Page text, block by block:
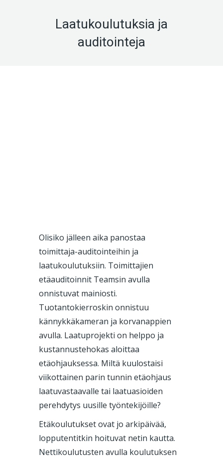
Laatukoulutuksia ja
auditointeja
Olisiko jälleen aika panostaa
toimittaja-auditointeihin ja
laatukoulutuksiin. Toimittajien
etäauditoinnit Teamsin avulla
onnistuvat mainiosti.
Tuotantokierroskin onnistuu
kännykkäkameran ja korvanappien
avulla. Laatuprojekti on helppo ja
kustannustehokas aloittaa
etäohjauksessa. Miltä kuulostaisi
viikottainen parin tunnin etäohjaus
laatuvastaavalle tai laatuasioiden
perehdytys uusille työntekijöille?
Etäkoulutukset ovat jo arkipäivää,
lopputentitkin hoituvat netin kautta.
Nettikoulutusten avulla koulutuksen